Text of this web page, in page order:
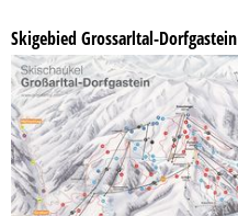
Skigebied Grossarltal-Dorfgastein